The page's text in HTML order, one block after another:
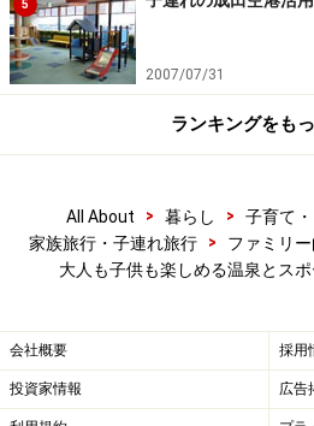
5
2007/07/31
ランキングをも
All About > 暮らし > 子育て
家族旅行・子連れ旅行
> ファミリ
大人も子供も楽しめる温泉とス
会社概要 採用
投資家情報 広告